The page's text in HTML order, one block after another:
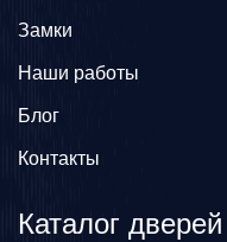
Замки
Наши работы
Блог
Контакты
Каталог дверей